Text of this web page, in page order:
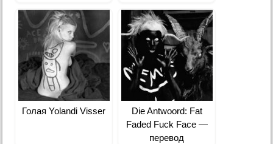
Голая Yolandi Visser
Die Antwoord: Fat
Faded Fuck Face —
перевод